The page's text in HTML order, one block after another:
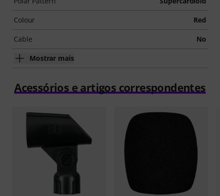
Colour Red
Cable No
Mostrar mais
Acessórios e artigos correspondentes